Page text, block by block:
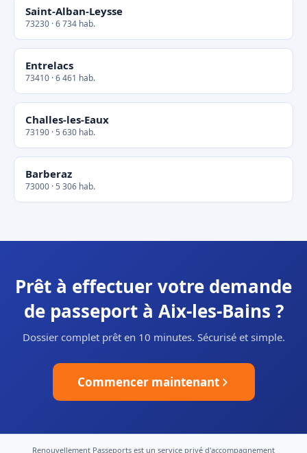
Saint-Alban-Leysse
73230 · 6 734 hab.
Entrelacs
73410 · 6 461 hab.
Challes-les-Eaux
73190 · 5 630 hab.
Barberaz
73000 · 5 306 hab.
Prêt à effectuer votre demande
de passeport à Aix-les-Bains ?
Dossier complet prêt en 10 minutes. Sécurisé et simple.
Commencer maintenant
Renouvellement Passeports est un service privé d'accompagnement